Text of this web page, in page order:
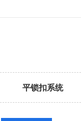
平锁扣系统